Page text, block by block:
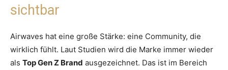
sichtbar
Airwaves hat eine große Stärke: eine Community, die
wirklich fühlt. Laut Studien wird die Marke immer wieder
als Top Gen Z Brand ausgezeichnet. Das ist im Bereich